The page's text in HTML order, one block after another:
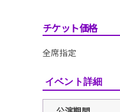
チケット価格
全席指定
イベント詳細